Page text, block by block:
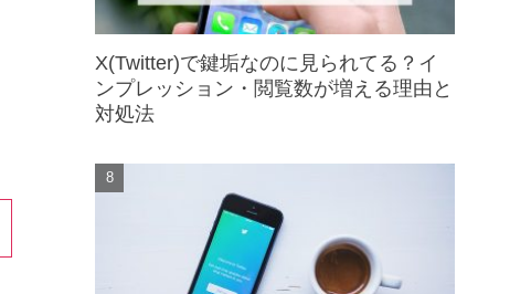
X(Twitter)で鍵垢なのに見られてる？イ
ンプレッション・閲覧数が増える理由と
対処法